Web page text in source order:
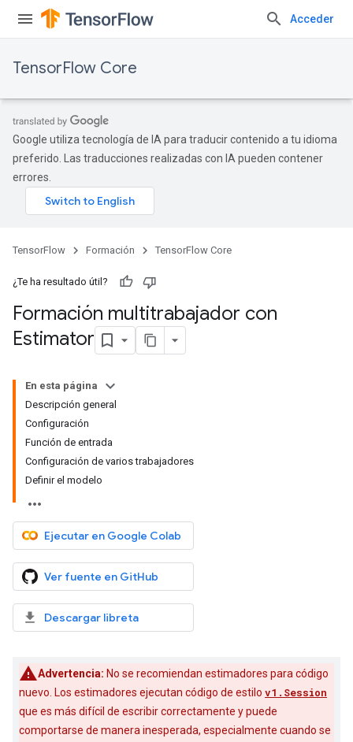
Acceder
TensorFlow Core
Google utiliza tecnología de IA para traducir contenido a tu idioma
preferido. Las traducciones realizadas con IA pueden contener
errores.
TensorFlow Formación TensorFlow Core
¿Te ha resultado útil?
Formación multitrabajador con
Estimator
En esta página
Descripción general
Configuración
Función de entrada
Configuración de varios trabajadores
Definir el modelo
Ejecutar en Google Colab
Ver fuente en GitHub
Descargar libreta
Advertencia: No se recomiendan estimadores para código
nuevo. Los estimadores ejecutan código de estilo v1.Session
que es más difícil de escribir correctamente y puede
comportarse de manera inesperada, especialmente cuando se